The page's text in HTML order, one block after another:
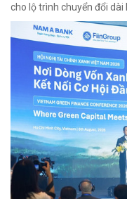
cho lộ trình chuyển đổi dài